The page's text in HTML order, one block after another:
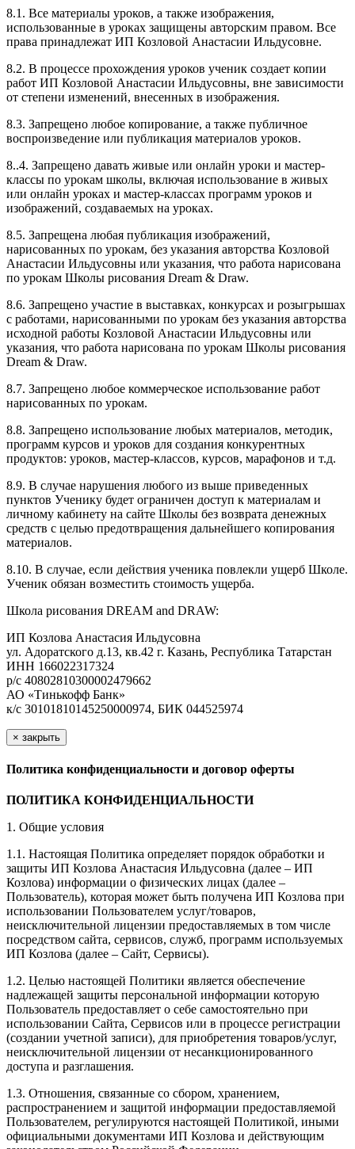
8.1. Все материалы уроков, а также изображения,
использованные в уроках защищены авторским правом. Все
права принадлежат ИП Козловой Анастасии Ильдусовне.
8.2. В процессе прохождения уроков ученик создает копии
работ ИП Козловой Анастасии Ильдусовны, вне зависимости
от степени изменений, внесенных в изображения.
8.3. Запрещено любое копирование, а также публичное
воспроизведение или публикация материалов уроков.
8..4. Запрещено давать живые или онлайн уроки и мастер-
классы по урокам школы, включая использование в живых
или онлайн уроках и мастер-классах программ уроков и
изображений, создаваемых на уроках.
8.5. Запрещена любая публикация изображений,
нарисованных по урокам, без указания авторства Козловой
Анастасии Ильдусовны или указания, что работа нарисована
по урокам Школы рисования Dream & Draw.
8.6. Запрещено участие в выставках, конкурсах и розыгрышах
с работами, нарисованными по урокам без указания авторства
исходной работы Козловой Анастасии Ильдусовны или
указания, что работа нарисована по урокам Школы рисования
Dream & Draw.
8.7. Запрещено любое коммерческое использование работ
нарисованных по урокам.
8.8. Запрещено использование любых материалов, методик,
программ курсов и уроков для создания конкурентных
продуктов: уроков, мастер-классов, курсов, марафонов и т.д.
8.9. В случае нарушения любого из выше приведенных
пунктов Ученику будет ограничен доступ к материалам и
личному кабинету на сайте Школы без возврата денежных
средств с целью предотвращения дальнейшего копирования
материалов.
8.10. В случае, если действия ученика повлекли ущерб Школе.
Ученик обязан возместить стоимость ущерба.
Школа рисования DREAM and DRAW:
ИП Козлова Анастасия Ильдусовна
ул. Адоратского д.13, кв.42 г. Казань, Республика Татарстан
ИНН 166022317324
р/с 40802810300002479662
АО «Тинькофф Банк»
к/с 30101810145250000974, БИК 044525974
× закрыть
Политика конфиденциальности и договор оферты
ПОЛИТИКА КОНФИДЕНЦИАЛЬНОСТИ
1. Общие условия
1.1. Настоящая Политика определяет порядок обработки и
защиты ИП Козлова Анастасия Ильдусовна (далее – ИП
Козлова) информации о физических лицах (далее –
Пользователь), которая может быть получена ИП Козлова при
использовании Пользователем услуг/товаров,
неисключительной лицензии предоставляемых в том числе
посредством сайта, сервисов, служб, программ используемых
ИП Козлова (далее – Сайт, Сервисы).
1.2. Целью настоящей Политики является обеспечение
надлежащей защиты персональной информации которую
Пользователь предоставляет о себе самостоятельно при
использовании Сайта, Сервисов или в процессе регистрации
(создании учетной записи), для приобретения товаров/услуг,
неисключительной лицензии от несанкционированного
доступа и разглашения.
1.3. Отношения, связанные со сбором, хранением,
распространением и защитой информации предоставляемой
Пользователем, регулируются настоящей Политикой, иными
официальными документами ИП Козловa и действующим